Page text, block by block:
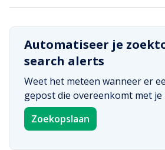
Automatiseer je
search alerts
Weet het meteen wanneer er
gepost die overeenkomt met je
Zoekopslaan